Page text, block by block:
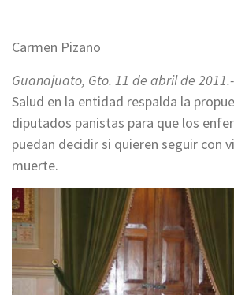
Carmen Pizano
Guanajuato, Gto. 11 de abril de 2011.-
Salud en la entidad respalda la
diputados panistas para que los
puedan decidir si quieren seguir con
muerte.